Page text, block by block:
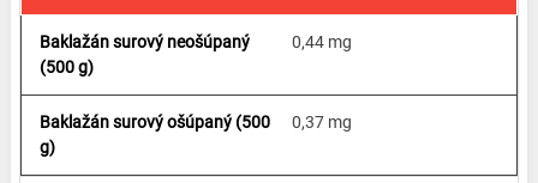
0,44 mg
0,37 mg